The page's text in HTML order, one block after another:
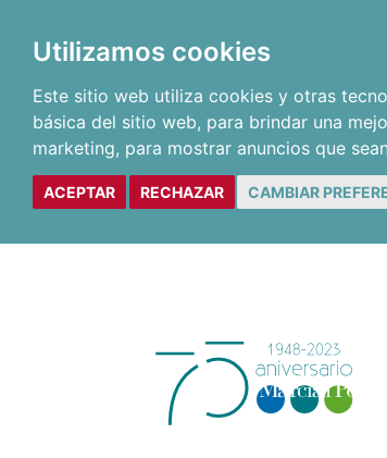
Utilizamos cookies
Este sitio web utiliza cookies y otras
básica del sitio web, para brindar una
marketing, para mostrar anuncios que
ACEPTAR RECHAZAR CAMBIAR